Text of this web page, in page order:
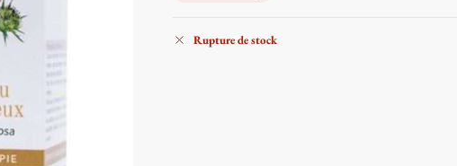
Rupture de stock